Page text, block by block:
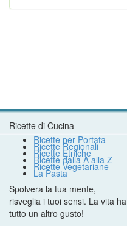
Ricette di Cucina
Ricette per Portata
Ricette Regionali
Ricette Etniche
Ricette dalla A alla Z
Ricette Vegetariane
La Pasta
Spolvera la tua mente,
risveglia i tuoi sensi. La vita ha
tutto un altro gusto!